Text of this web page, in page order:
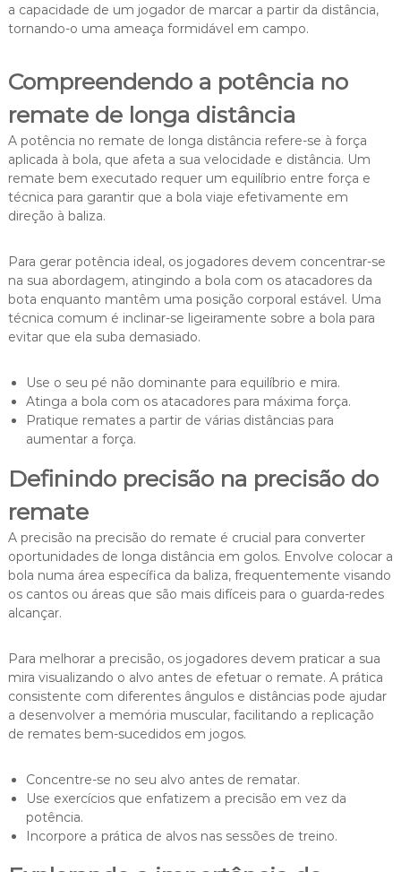
a capacidade de um jogador de marcar a partir da distância,
tornando-o uma ameaça formidável em campo.
Compreendendo a potência no
remate de longa distância
A potência no remate de longa distância refere-se à força
aplicada à bola, que afeta a sua velocidade e distância. Um
remate bem executado requer um equilíbrio entre força e
técnica para garantir que a bola viaje efetivamente em
direção à baliza.
Para gerar potência ideal, os jogadores devem concentrar-se
na sua abordagem, atingindo a bola com os atacadores da
bota enquanto mantêm uma posição corporal estável. Uma
técnica comum é inclinar-se ligeiramente sobre a bola para
evitar que ela suba demasiado.
Use o seu pé não dominante para equilíbrio e mira.
Atinga a bola com os atacadores para máxima força.
Pratique remates a partir de várias distâncias para
aumentar a força.
Definindo precisão na precisão do
remate
A precisão na precisão do remate é crucial para converter
oportunidades de longa distância em golos. Envolve colocar a
bola numa área específica da baliza, frequentemente visando
os cantos ou áreas que são mais difíceis para o guarda-redes
alcançar.
Para melhorar a precisão, os jogadores devem praticar a sua
mira visualizando o alvo antes de efetuar o remate. A prática
consistente com diferentes ângulos e distâncias pode ajudar
a desenvolver a memória muscular, facilitando a replicação
de remates bem-sucedidos em jogos.
Concentre-se no seu alvo antes de rematar.
Use exercícios que enfatizem a precisão em vez da
potência.
Incorpore a prática de alvos nas sessões de treino.